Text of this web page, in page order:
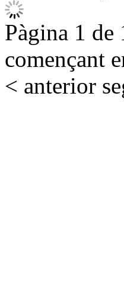
Pàgina 1 de
començant
< anterior